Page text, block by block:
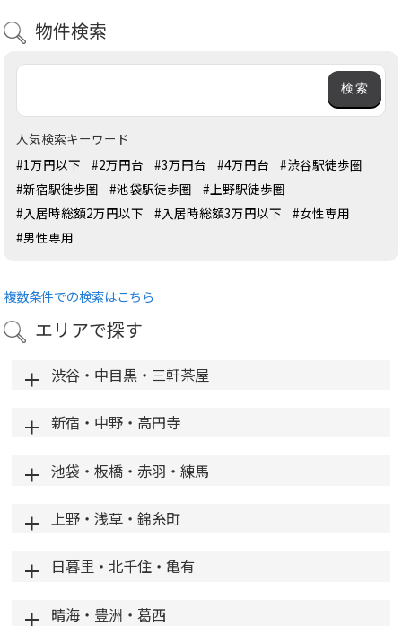
物件検索
人気検索キーワード
#1万円以下
#2万円台 #3万円台 #4万円台
#渋谷駅徒歩圏
#新宿駅徒歩圏
#池袋駅徒歩圏
#上野駅徒歩圏
#入居時総額2万円以下
#入居時総額3万円以下
#女性専用
#男性専用
複数条件での検索はこちら
エリアで探す
渋谷・中目黒・三軒茶屋
新宿・中野・高円寺
池袋・板橋・赤羽・練馬
上野・浅草・錦糸町
日暮里・北千住・亀有
晴海・豊洲・葛西